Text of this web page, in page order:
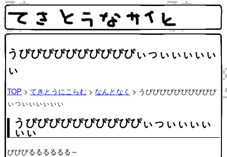
うぴぴぴぴぴぴぴぴぴぴぃっぃぃぃぃぃ
ぃ
TOP > てきとうにこらむ > なんとなく > うぴぴぴぴぴぴぴぴぴぴ
ぃっぃぃぃぃぃぃ
うぴぴぴぴぴぴぴぴぴぴぃっぃぃぃぃ
ぃぃ
ぴぴぴるるるるるる～